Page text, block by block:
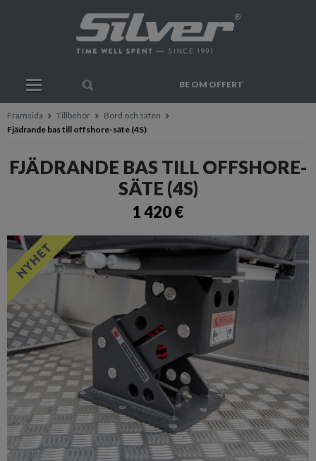
BE OM OFFERT
Framsida Tillbehör
Bord och säten
Fjädrande bas till offshore-säte (4S)
FJÄDRANDE BAS TILL OFFSHORE-
SÄTE (4S)
1 420 €